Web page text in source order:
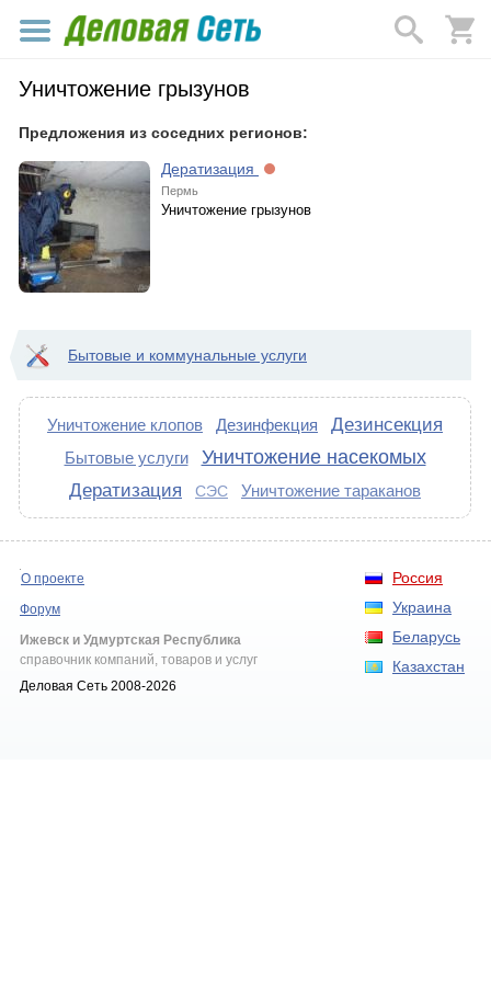
Уничтожение грызунов
Предложения из соседних регионов:
Дератизация
Пермь
Уничтожение грызунов
Бытовые и коммунальные услуги
Уничтожение клопов Дезинфекция Дезинсекция
Бытовые услуги Уничтожение насекомых
Дератизация СЭС Уничтожение тараканов
Россия
Украина
Беларусь
Казахстан
О проекте
Форум
Ижевск и Удмуртская Республика
справочник компаний, товаров и услуг
Деловая Сеть 2008-2026